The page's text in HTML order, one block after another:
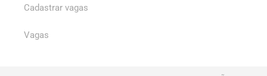
Cadastrar vagas
Vagas